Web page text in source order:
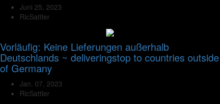
Juni 25, 2023
RicSattler
Vorläufig: Keine Lieferungen außerhalb
Deutschlands ~ deliveringstop to countries outside
of Germany
Jan. 07, 2023
RicSattler